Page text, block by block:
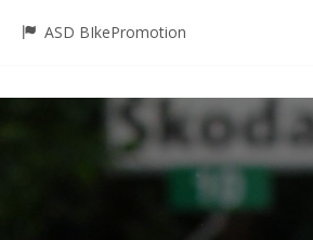
ASD BIkePromotion